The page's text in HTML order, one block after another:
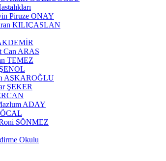
Piruze ONAY
KILIÇASLAN
Can ARAS
TEMEZ
AŞKAROĞLU
ŞEKER
ADAY
SÖNMEZ
Okulu